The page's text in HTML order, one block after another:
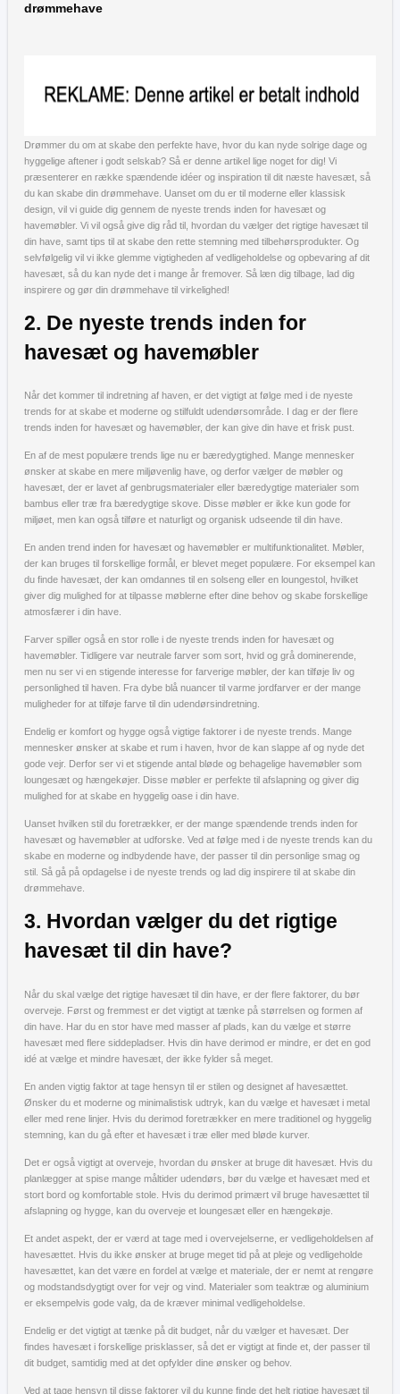
drømmehave
Drømmer du om at skabe den perfekte have, hvor du kan nyde solrige dage og
hyggelige aftener i godt selskab? Så er denne artikel lige noget for dig! Vi
præsenterer en række spændende idéer og inspiration til dit næste havesæt, så
du kan skabe din drømmehave. Uanset om du er til moderne eller klassisk
design, vil vi guide dig gennem de nyeste trends inden for havesæt og
havemøbler. Vi vil også give dig råd til, hvordan du vælger det rigtige havesæt til
din have, samt tips til at skabe den rette stemning med tilbehørsprodukter. Og
selvfølgelig vil vi ikke glemme vigtigheden af vedligeholdelse og opbevaring af dit
havesæt, så du kan nyde det i mange år fremover. Så læn dig tilbage, lad dig
inspirere og gør din drømmehave til virkelighed!
2. De nyeste trends inden for
havesæt og havemøbler
Når det kommer til indretning af haven, er det vigtigt at følge med i de nyeste
trends for at skabe et moderne og stilfuldt udendørsområde. I dag er der flere
trends inden for havesæt og havemøbler, der kan give din have et frisk pust.
En af de mest populære trends lige nu er bæredygtighed. Mange mennesker
ønsker at skabe en mere miljøvenlig have, og derfor vælger de møbler og
havesæt, der er lavet af genbrugsmaterialer eller bæredygtige materialer som
bambus eller træ fra bæredygtige skove. Disse møbler er ikke kun gode for
miljøet, men kan også tilføre et naturligt og organisk udseende til din have.
En anden trend inden for havesæt og havemøbler er multifunktionalitet. Møbler,
der kan bruges til forskellige formål, er blevet meget populære. For eksempel kan
du finde havesæt, der kan omdannes til en solseng eller en loungestol, hvilket
giver dig mulighed for at tilpasse møblerne efter dine behov og skabe forskellige
atmosfærer i din have.
Farver spiller også en stor rolle i de nyeste trends inden for havesæt og
havemøbler. Tidligere var neutrale farver som sort, hvid og grå dominerende,
men nu ser vi en stigende interesse for farverige møbler, der kan tilføje liv og
personlighed til haven. Fra dybe blå nuancer til varme jordfarver er der mange
muligheder for at tilføje farve til din udendørsindretning.
Endelig er komfort og hygge også vigtige faktorer i de nyeste trends. Mange
mennesker ønsker at skabe et rum i haven, hvor de kan slappe af og nyde det
gode vejr. Derfor ser vi et stigende antal bløde og behagelige havemøbler som
loungesæt og hængekøjer. Disse møbler er perfekte til afslapning og giver dig
mulighed for at skabe en hyggelig oase i din have.
Uanset hvilken stil du foretrækker, er der mange spændende trends inden for
havesæt og havemøbler at udforske. Ved at følge med i de nyeste trends kan du
skabe en moderne og indbydende have, der passer til din personlige smag og
stil. Så gå på opdagelse i de nyeste trends og lad dig inspirere til at skabe din
drømmehave.
3. Hvordan vælger du det rigtige
havesæt til din have?
Når du skal vælge det rigtige havesæt til din have, er der flere faktorer, du bør
overveje. Først og fremmest er det vigtigt at tænke på størrelsen og formen af
din have. Har du en stor have med masser af plads, kan du vælge et større
havesæt med flere siddepladser. Hvis din have derimod er mindre, er det en god
idé at vælge et mindre havesæt, der ikke fylder så meget.
En anden vigtig faktor at tage hensyn til er stilen og designet af havesættet.
Ønsker du et moderne og minimalistisk udtryk, kan du vælge et havesæt i metal
eller med rene linjer. Hvis du derimod foretrækker en mere traditionel og hyggelig
stemning, kan du gå efter et havesæt i træ eller med bløde kurver.
Det er også vigtigt at overveje, hvordan du ønsker at bruge dit havesæt. Hvis du
planlægger at spise mange måltider udendørs, bør du vælge et havesæt med et
stort bord og komfortable stole. Hvis du derimod primært vil bruge havesættet til
afslapning og hygge, kan du overveje et loungesæt eller en hængekøje.
Et andet aspekt, der er værd at tage med i overvejelserne, er vedligeholdelsen af
havesættet. Hvis du ikke ønsker at bruge meget tid på at pleje og vedligeholde
havesættet, kan det være en fordel at vælge et materiale, der er nemt at rengøre
og modstandsdygtigt over for vejr og vind. Materialer som teaktræ og aluminium
er eksempelvis gode valg, da de kræver minimal vedligeholdelse.
Endelig er det vigtigt at tænke på dit budget, når du vælger et havesæt. Der
findes havesæt i forskellige prisklasser, så det er vigtigt at finde et, der passer til
dit budget, samtidig med at det opfylder dine ønsker og behov.
Ved at tage hensyn til disse faktorer vil du kunne finde det helt rigtige havesæt til